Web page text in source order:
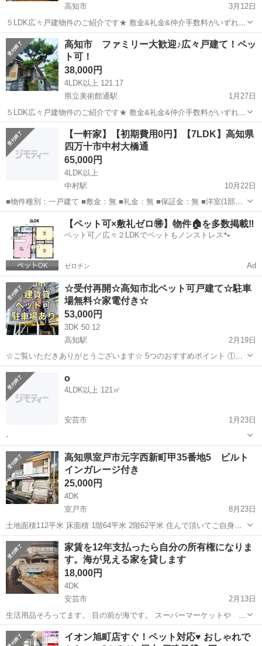
高知市
3月12日
５LDK広々戸建物件のご紹介です★ 敷金&礼金&仲介手数料がいずれも
ゼロとなります！ 立地はスーパー、コンビニ等徒歩7分以内！車で3分
圏内の便利な立地です！ 更新料も賃料の0.5か月分のため、長期入居希
望の方に...
高知 高知市 一戸建て 仲介手数料
高知市 ファミリー大歓迎♪広々戸建て！ペッ
ト可！
38,000円
4LDK以上 121.17
県立美術館通駅
1月27日
５LDK広々戸建物件のご紹介です★ 敷金&礼金&仲介手数料がいずれも
ゼロとなります！ 立地はスーパー、コンビニ等徒歩7分以内！車で3分
圏内の便利な立地です！ 更新料も賃料の0.5か月分のため、長期入居希
望の方に...
高知 県立美術館通駅 一戸建て 仲介手数料
【一軒家】【初期費用0円】【7LDK】高知県
四万十市中村大橋通
65,000円
4LDK以上
中村駅
10月22日
■物件種別：一戸建て ■敷金：無 ■礼金：無 ■保証金：無 ■洋室(1部
屋)、和室(6部屋) ■リフォーム、DIY：可 ■駐車場：無 (近くに有料駐車
場がいくつかあります) ※ただし、バイクや自転車は家の中に...
四万十市 中村駅 一戸建て 初期
【ペット可×敷礼ゼロ🉐】物件🏠を多数掲載‼️
ペット可／広々２LDKでペットもノンストレス🐾
ゼロチン Ad
☆受付再開☆高知市北ペット可戸建て☆駐車
場無料☆家電付き☆
53,000円
3DK 50.12
高知駅
2月19日
☆ご覧いただきありがとうございます☆ 5つのおすすめポイント ①ペ
ット可 大切な家族とゆったり過ごせる ②駐車場1台有り（車種によ
り2台停められます♪） ③家電付き（TV・エアコン・冷蔵庫・電子レン
ジ・洗濯機・ガ...
高知
o
4LDK以上 121㎡
安芸市
1月23日
-
高知 安芸市 一戸建て 戸建
高知県室戸市元字西新町甲35番地5 ビルト
インガレージ付き
25,000円
4DK
室戸市
8月23日
土地面積112平米 床面積 1階64平米 2階62平米 住んで頂いてご自身で
DIYで住みやすくリフォームするのをおすすめします。 もちろんその
まま住んで頂いても構いません。 古く痛みのある物件なので安く提供
させて...
高知 室戸市 一戸建て 物件
家賃を12年支払ったら自分の所有権になりま
す。海が見える家を貸します
18,000円
4DK
安芸市
2月13日
生活用品そろってます。 目の前が海です。 スーパーマーケットや て
ずくりパン屋もあります 毎月18000円支払いながら 12年支払ったら
自分の家になります。 車庫もあります.床面積７５．４３ ４ＤＫ 土
高知 安芸市 一戸建て
イオン旭町店すぐ！ペット対応♥ おしゃれで